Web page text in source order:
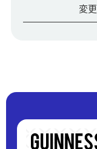
変更